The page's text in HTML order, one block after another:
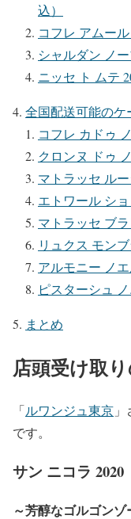
込）
コフレ アムー
シャルダン ノ
ニッセ ト ムテ
全国配送可能のケ
コフレ カドゥ
クロンヌ ドゥ
マトラッセ ル
エトワール シ
マトラッセ ブ
リュクス モン
アルモニー ノ
ピスターシュ
まとめ
店頭受け取
「ルワンジュ東京
です。
サン ニコラ
～芳醇なゴルゴン